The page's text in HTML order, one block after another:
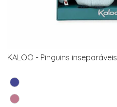
KALOO - Pinguins inseparáveis